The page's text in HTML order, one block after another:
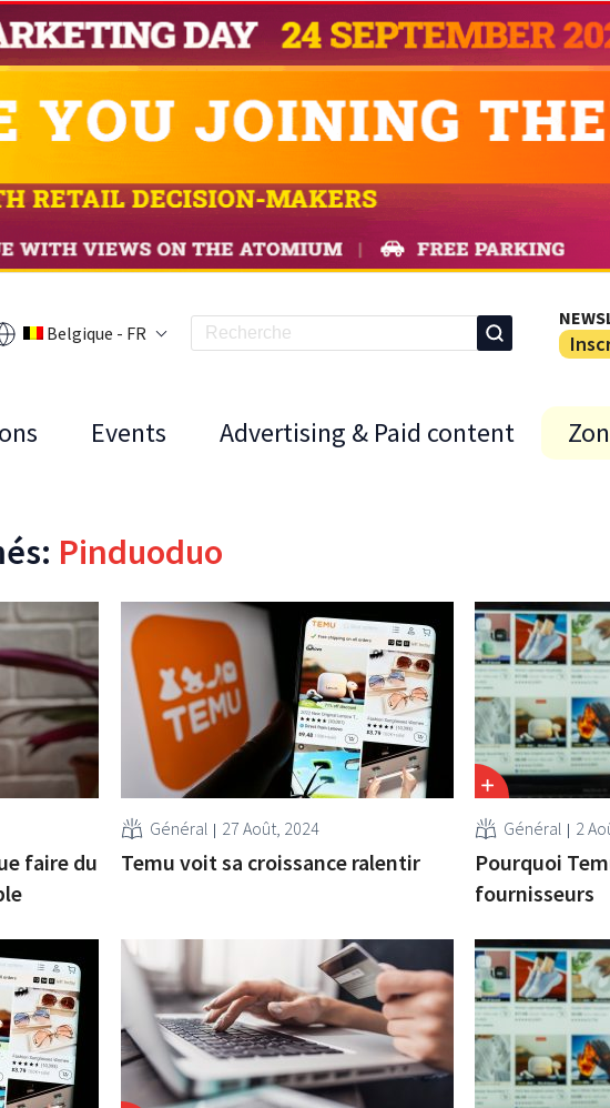
Belgique - FR
Events Advertising & Paid content
Pinduoduo
faire du
Général 27 Août, 2024
Temu voit sa croissance ralentir
Général 2
Pourquoi
fournisseurs